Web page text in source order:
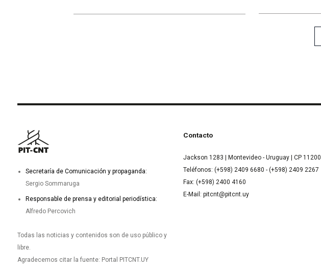
Secretaría de Comunicación y propaganda:
Sergio Sommaruga
Responsable de prensa y editorial periodística:
Alfredo Percovich
Todas las noticias y contenidos son de uso público y
libre.
Agradecemos citar la fuente: Portal PITCNT.UY
Contacto
Jackson 1283 | Montevideo - Uruguay | CP 11200
Teléfonos: (+598) 2409 6680 - (+598) 2409 2267
Fax: (+598) 2400 4160
E-Mail: pitcnt@pitcnt.uy